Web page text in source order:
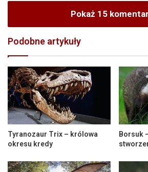
Pokaż 15
Podobne artykuły
Tyranozaur Trix – królowa
okresu kredy
Borsuk